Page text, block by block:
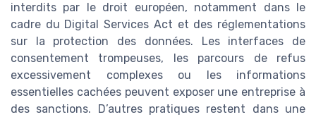
interdits par le droit européen, notamment dans le
cadre du Digital Services Act et des réglementations
sur la protection des données. Les interfaces de
consentement trompeuses, les parcours de refus
excessivement complexes ou les informations
essentielles cachées peuvent exposer une entreprise à
des sanctions. D’autres pratiques restent dans une